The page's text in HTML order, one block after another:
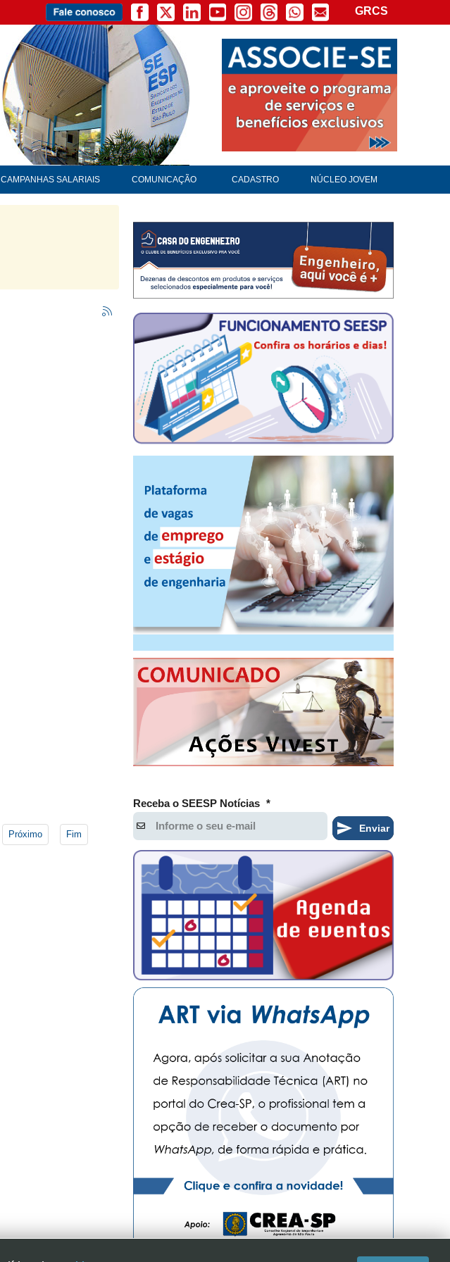
GRCS
CAMPANHAS SALARIAIS COMUNICAÇÃO CADASTRO NÚCLEO JOVEM
Próximo Fim
Receba o SEESP Notícias *
Enviar